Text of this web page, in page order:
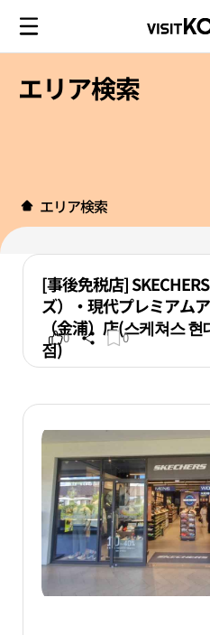
エリア検索
エリア検索
[事後免税店]
ズ）・現代プレミアム
（金浦）店(스케쳐스
점)0 0